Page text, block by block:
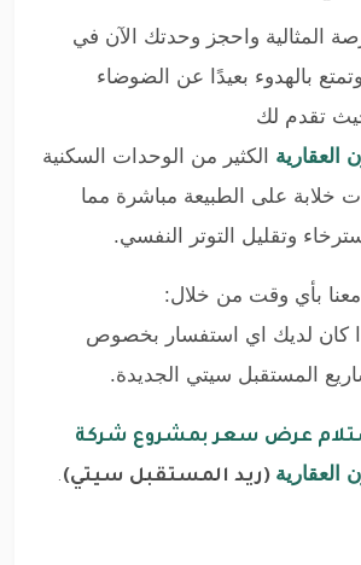
المثالية واحجز وحدتك الآن في
وتمتع بالهدوء بعيدًا عن الضوضاء
تقدم لك
الكثير من الوحدات السكنية
خلابة على الطبيعة مباشرة مما
وتقليل التوتر النفسي.
بأي وقت من خلال:
كان لديك اي استفسار بخصوص
المستقبل سيتي الجديدة.
عرض سعر بمشروع شركة
(ريد المستقبل سيتي).